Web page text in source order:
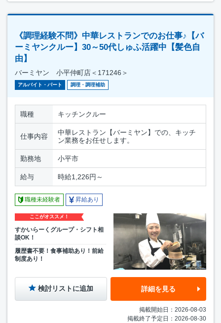
《調理経験不問》中華レストランでのお仕事♪【バ
ーミヤンクルー】30～50代しゅふ活躍中【髪色自
由】
バーミヤン 小平仲町店＜171246＞
アルバイト・パート 調理・調理補助
職種 キッチンクルー
仕事内容
中華レストラン【バーミヤン】での、キッチ
ン業務をお任せします。
勤務地 小平市
給与 時給1,226円～
職種未経験者 昇給あり
ここがオススメ！
すかいらーくグループ・シフト相
談OK！
履歴書不要！食事補助あり！前給
制度あり！
検討リストに追加 詳細を見る
掲載開始日：2026-08-03
掲載終了予定日：2026-08-30